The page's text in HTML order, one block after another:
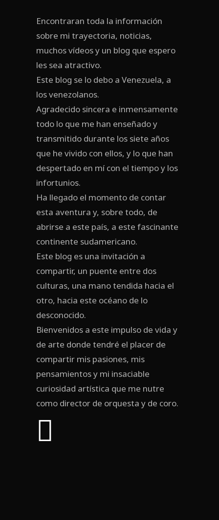
Encontraran toda la información
sobre mi trayectoria, noticias,
muchos vídeos y un blog que espero
les sea atractivo.
Este blog se lo debo a Venezuela, a
los venezolanos.
Agradecido sincera e inmensamente
todo lo que me han enseñado y
transmitido durante los siete años
que he vivido con ellos, y lo que han
despertado en mí con el tiempo y los
infortunios.
Ha llegado el momento de contar
esta aventura y, sobre todo, de
abrirse a este país, a este fascinante
continente sudamericano.
Este blog es una invitación a
compartir, un puente entre dos
culturas, una mano tendida hacia el
otro, hacia este océano de lo
desconocido.
Bienvenidos a este impulso de vida y
de arte donde tendré el placer de
compartir mis pasiones, mis
pensamientos y mi insaciable
curiosidad artística que me nutre
como director de orquesta y de coro.